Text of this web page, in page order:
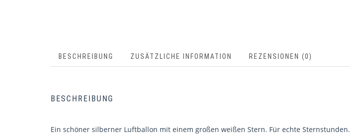
BESCHREIBUNG ZUSÄTZLICHE INFORMATION REZENSIONEN (0)
BESCHREIBUNG
Ein schöner silberner Luftballon mit einem großen weißen Stern. Für echte Sternstunden.